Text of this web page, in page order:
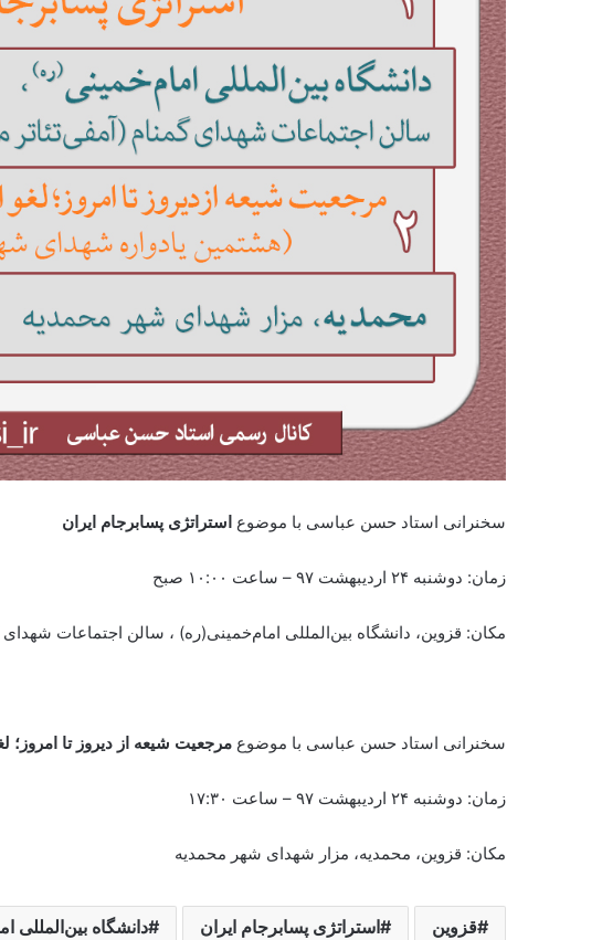
سخنرانی استاد حسن عباسی با موضوع استراتژی پسابرجام ایران
زمان: دوشنبه ۲۴ اردیبهشت ۹۷ – ساعت ۱۰:۰۰ صبح
مکان: قزوین، دانشگاه بین‌المللی امام‌خمینی(ره) ، سالن اجتماعات
سخنرانی استاد حسن عباسی با موضوع مرجعیت شیعه از دیروز تا امروز؛
زمان: دوشنبه ۲۴ اردیبهشت ۹۷ – ساعت ۱۷:۳۰
مکان: قزوین، محمدیه، مزار شهدای شهر محمدیه
قزوین استراتژی پسابرجام ایران دانشگاه بین‌المللی